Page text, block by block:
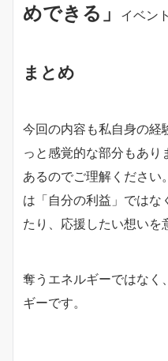
めできる」
イベン
まとめ
今回の内容も私自身の経
っと感覚的な部分もあり
あるのでご理解ください
は「自分の利益」ではな
たり、応援したい想いを
奪うエネルギーではなく
ギーです。